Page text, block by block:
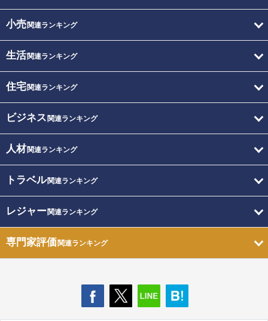
小売関連ランキング
生活関連ランキング
住宅関連ランキング
ビジネス 関連ランキング
人材関連ランキング
トラベル関連ランキング
レジャー関連ランキング
専門家評価関連ランキング